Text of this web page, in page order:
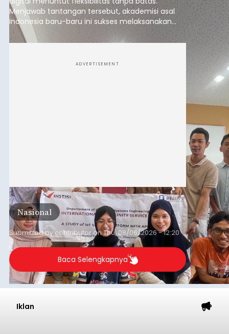
Menjawab tantangan tersebut, akademisi asal
Indonesia baru-baru ini sukses melaksanakan
program Pengabdian Kepada Masyarakat (PKM)
skala internasional di Distributed Systems
ADVERTISEMENT
Nasional
Submitted bycontributor onThu, 08/06/2026 - 12:20
Baca Selengkapnya
Iklan